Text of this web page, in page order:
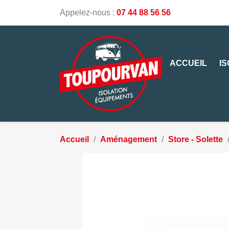
Appelez-nous : 07 44 88 56 56
ACCUEIL
Accueil Aménagement Store - Solette